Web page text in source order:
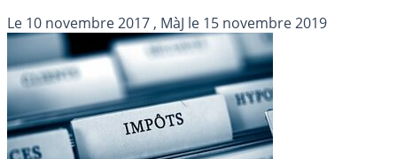
Le 10 novembre 2017 , MàJ le 15 novembre 2019